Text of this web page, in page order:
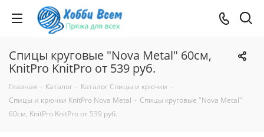
Спицы круговые "Nova Metal" 60см,
KnitPro KnitPro от 539 руб.
Главная - Каталог - Каталог Спицы и крючки -
Спицы и крючки KnitPro Nova Metal - Спицы круговые "Nova Metal"
60см, KnitPro KnitPro от 539 руб.